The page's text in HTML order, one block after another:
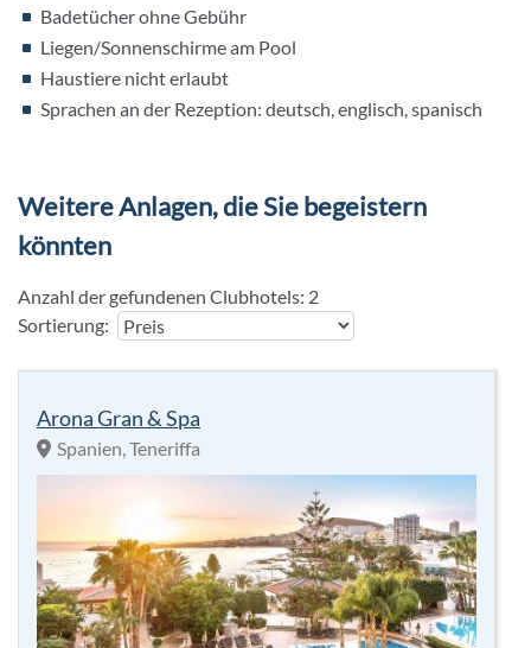
Badetücher ohne Gebühr
Liegen/Sonnenschirme am Pool
Haustiere nicht erlaubt
Sprachen an der Rezeption: deutsch, englisch, spanisch
Weitere Anlagen, die Sie begeistern
könnten
Anzahl der gefundenen Clubhotels: 2
Sortierung:
Arona Gran & Spa
Spanien, Teneriffa